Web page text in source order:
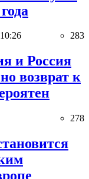
10:26 283
и Россия
возврат к
278